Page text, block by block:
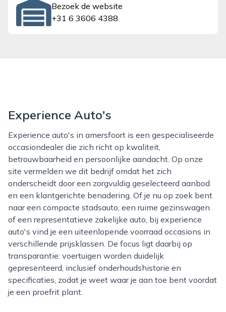
Bezoek de website
+31 6 3606 4388
Experience Auto's
Experience auto's in amersfoort is een gespecialiseerde
occasiondealer die zich richt op kwaliteit,
betrouwbaarheid en persoonlijke aandacht. Op onze
site vermelden we dit bedrijf omdat het zich
onderscheidt door een zorgvuldig geselecteerd aanbod
en een klantgerichte benadering. Of je nu op zoek bent
naar een compacte stadsauto, een ruime gezinswagen
of een representatieve zakelijke auto, bij experience
auto's vind je een uiteenlopende voorraad occasions in
verschillende prijsklassen. De focus ligt daarbij op
transparantie: voertuigen worden duidelijk
gepresenteerd, inclusief onderhoudshistorie en
specificaties, zodat je weet waar je aan toe bent voordat
je een proefrit plant.